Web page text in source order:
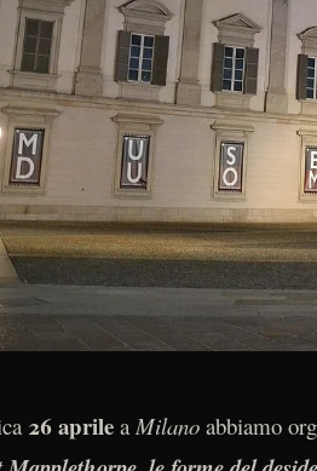
26 aprile a Milano abbiamo